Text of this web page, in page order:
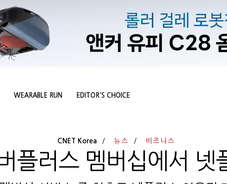
WEARABLE RUN EDITOR'S CHOICE
CNET Korea 뉴스 비즈니스
플러스 멤버십에서 넷